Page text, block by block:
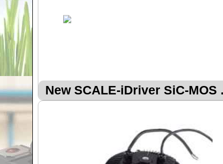
New SCALE-iDriver SiC-MOS